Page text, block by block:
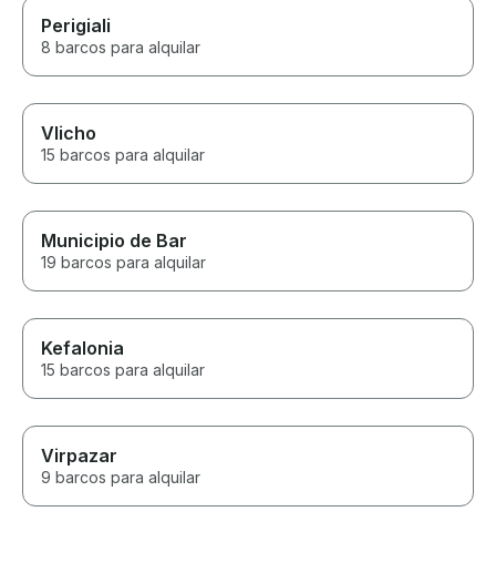
Perigiali
8 barcos para alquilar
Vlicho
15 barcos para alquilar
Municipio de Bar
19 barcos para alquilar
Kefalonia
15 barcos para alquilar
Virpazar
9 barcos para alquilar